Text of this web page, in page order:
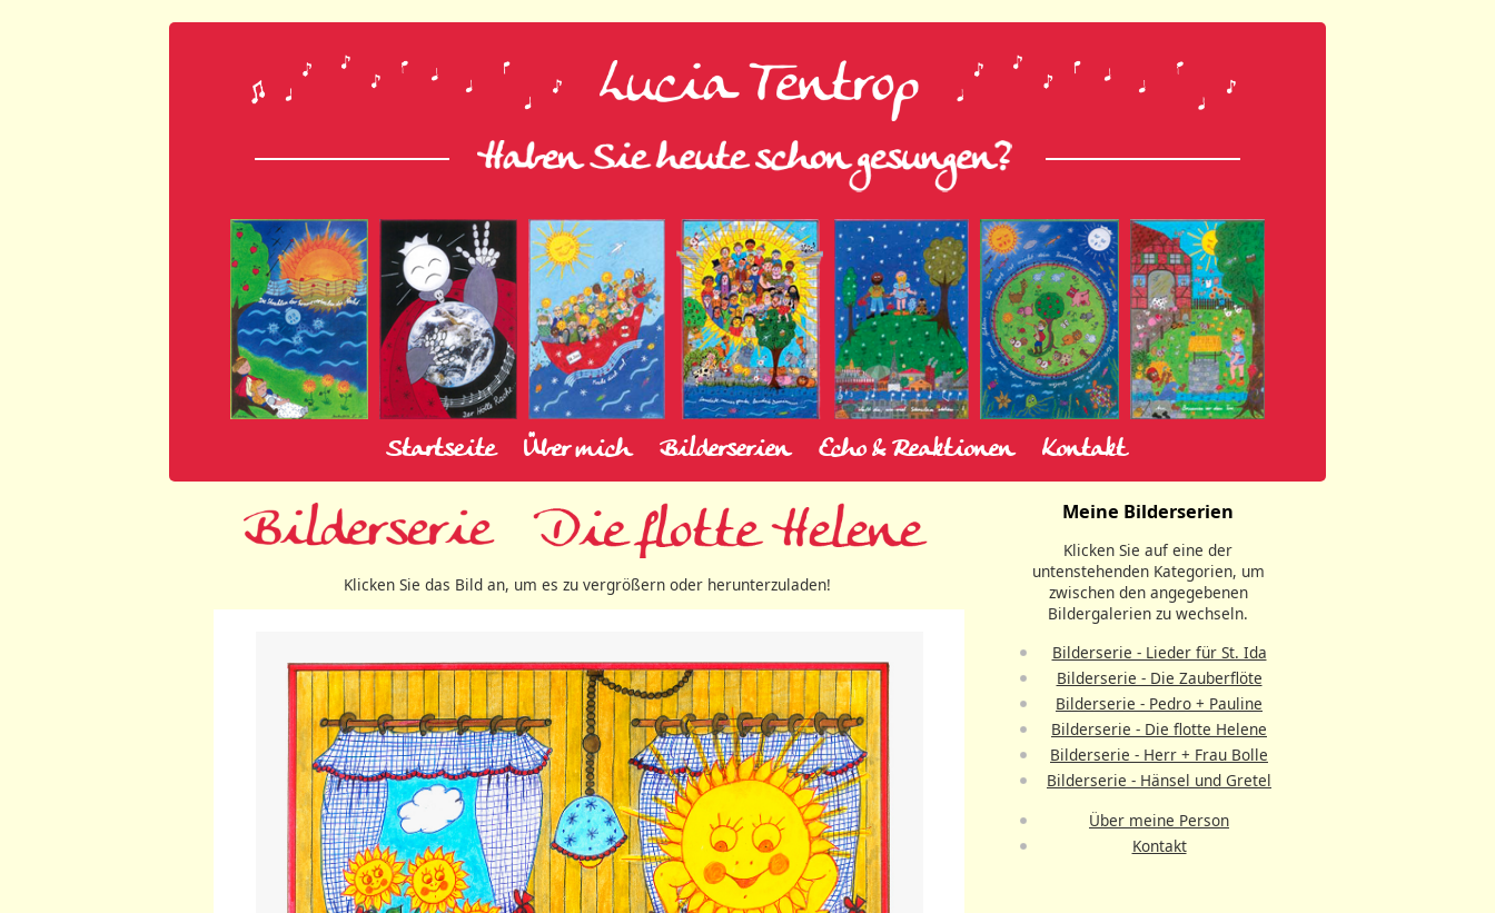
Startseite Über mich Bilderserien Echo & Reaktionen Kontakt
Meine Bilderserien
Klicken Sie auf eine der
untenstehenden Kategorien, um
zwischen den angegebenen
Bildergalerien zu wechseln.
Bilderserie - Lieder für St. Ida
Bilderserie - Die Zauberflöte
Bilderserie - Pedro + Pauline
Bilderserie - Die flotte Helene
Bilderserie - Herr + Frau Bolle
Bilderserie - Hänsel und Gretel
Über meine Person
Kontakt
Klicken Sie das Bild an, um es zu vergrößern oder herunterzuladen!